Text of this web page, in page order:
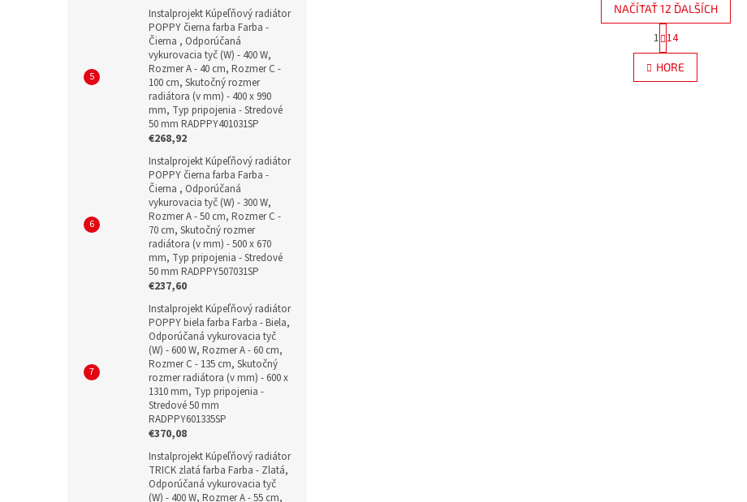
Instalprojekt Kúpeľňový radiátor
POPPY čierna farba Farba -
Čierna , Odporúčaná
vykurovacia tyč (W) - 400 W,
Rozmer A - 40 cm, Rozmer C -
100 cm, Skutočný rozmer
radiátora (v mm) - 400 x 990
mm, Typ pripojenia - Stredové
50 mm RADPPY401031SP
€268,92
Instalprojekt Kúpeľňový radiátor
POPPY čierna farba Farba -
Čierna , Odporúčaná
vykurovacia tyč (W) - 300 W,
Rozmer A - 50 cm, Rozmer C -
70 cm, Skutočný rozmer
radiátora (v mm) - 500 x 670
mm, Typ pripojenia - Stredové
50 mm RADPPY507031SP
€237,60
Instalprojekt Kúpeľňový radiátor
POPPY biela farba Farba - Biela,
Odporúčaná vykurovacia tyč
(W) - 600 W, Rozmer A - 60 cm,
Rozmer C - 135 cm, Skutočný
rozmer radiátora (v mm) - 600 x
1310 mm, Typ pripojenia -
Stredové 50 mm
RADPPY601335SP
€370,08
Instalprojekt Kúpeľňový radiátor
TRICK zlatá farba Farba - Zlatá,
Odporúčaná vykurovacia tyč
(W) - 400 W, Rozmer A - 55 cm,
O
v
l
NAČÍTAŤ 12 ĎALŠÍCH
t
r
á
n
1 14
HORE